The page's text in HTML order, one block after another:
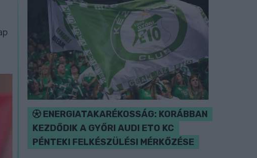
ENERGIATAKARÉKOSSÁG: KORÁBBAN
KEZDŐDIK A GYŐRI AUDI ETO KC
PÉNTEKI FELKÉSZÜLÉSI MÉRKŐZÉSE